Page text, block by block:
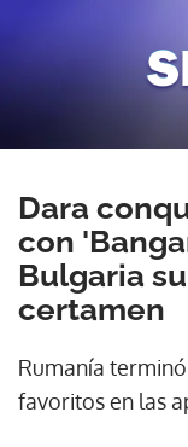
Dara
con
Bulgaria
certamen
Rumanía
favoritos en las